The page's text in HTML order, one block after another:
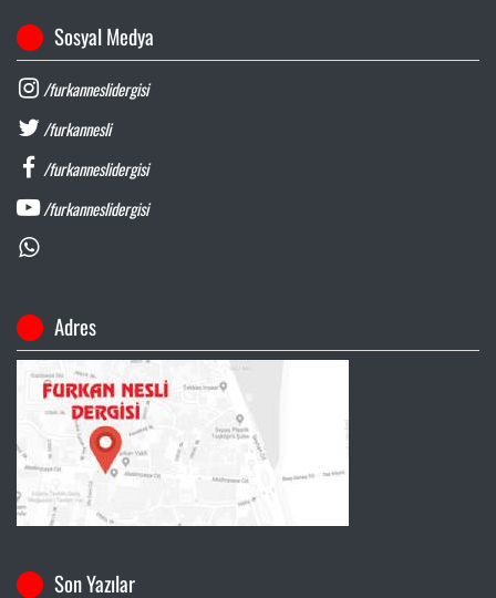
Sosyal Medya
/furkanneslidergisi
/furkannesli
/furkanneslidergisi
/furkanneslidergisi
Adres
Son Yazılar